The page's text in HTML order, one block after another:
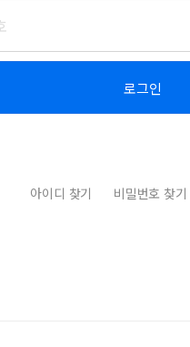
로그인
아이디 찾기 비밀번호 찾기